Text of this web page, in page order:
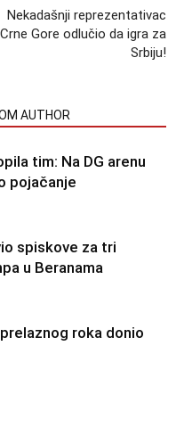
Nekadašnji reprezentativac
Crne Gore odlučio da igra za
Srbiju!
AUTHOR
tim: Na DG arenu
pojačanje
spiskove za tri
u Beranama
roka donio